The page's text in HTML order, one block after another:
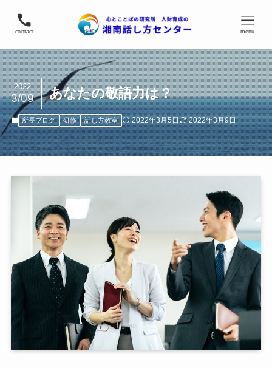
contact menu
あなたの敬語力は？
2022
3/09
所長ブログ 研修 話し方教室 2022年3月5日 2022年3月9日